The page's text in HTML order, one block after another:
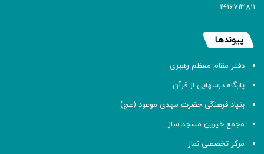
۱۴۱۶۷۱۳۸۱۱
پیوندها
دفتر مقام معظم رهبری
پایگاه درسهایی از قرآن
بنیاد فرهنگی حضرت مهدی موعود (عج)
مجمع خیرین مسجد ساز
مرکز تخصصی نماز